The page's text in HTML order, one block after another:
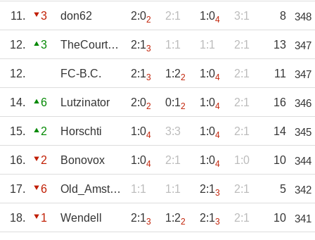
11. 3 don62 2:02 2:1 1:04 3:1 8 348
12. 3 TheCourtJester 2:13 1:1 1:1 2:1 13 347
12. FC-B.C. 2:13 1:22 1:04 2:1 11 347
14. 6 Lutzinator 2:02 0:12 1:04 2:1 16 346
15. 2 Horschti 1:04 3:3 1:04 2:1 14 345
16. 2 Bonovox 1:04 2:1 1:04 1:0 10 344
17. 6 Old_Amsterdam 1:1 1:1 2:13 2:1 5 342
18. 1 Wendell 2:13 1:22 2:13 2:1 10 341